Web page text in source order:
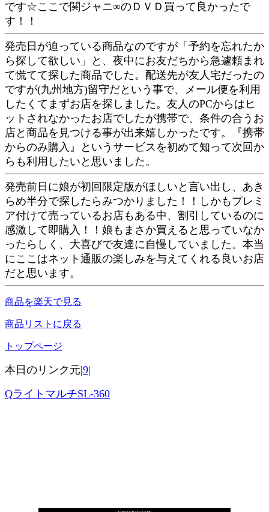
です☆ここで関ジャニ∞のＤＶＤ買って良かったで
す！！
発売日が迫っている商品なのですが「予約を忘れたか
ら探して欲しい」と、夜中にお友だちから急遽頼まれ
て慌てて探した商品でした。配送先が友人宅だったの
ですが(九州地方)留守だという事で、メール便を利用
したくてまずお店を探しました。友人のPCからはヒ
ットされなかったお店でしたが携帯で、条件の合うお
店と商品を見つける事が出来嬉しかったです。『携帯
からのみ購入』というサービスを初めて知って次回か
らも利用したいと思いました。
発売前日に娘が初回限定版がほしいと言い出し、あき
らめ半分で探したらみつかりました！！しかもプレミ
ア付けて売っているお店もある中、割引しているのに
感激して即購入！！娘もまさか買えると思っていなか
ったらしく、大喜びで友達に自慢していました。本当
にここはネット通販の楽しみを与えてくれる良いお店
だと思います。
商品を楽天で見る
商品リストに戻る
トップページ
本日のリンク元|9|
QライトマルチSL-360